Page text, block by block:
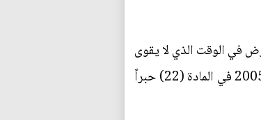
في الوقت الذي لا يقوى
فيه على ذلك، بعبارة أخرى هو لا يملك ترك أو استبدال العمل فتضحى حرية العمل التي كفلها الدستور العراقي للعام 2005 في المادة (22) حبراً